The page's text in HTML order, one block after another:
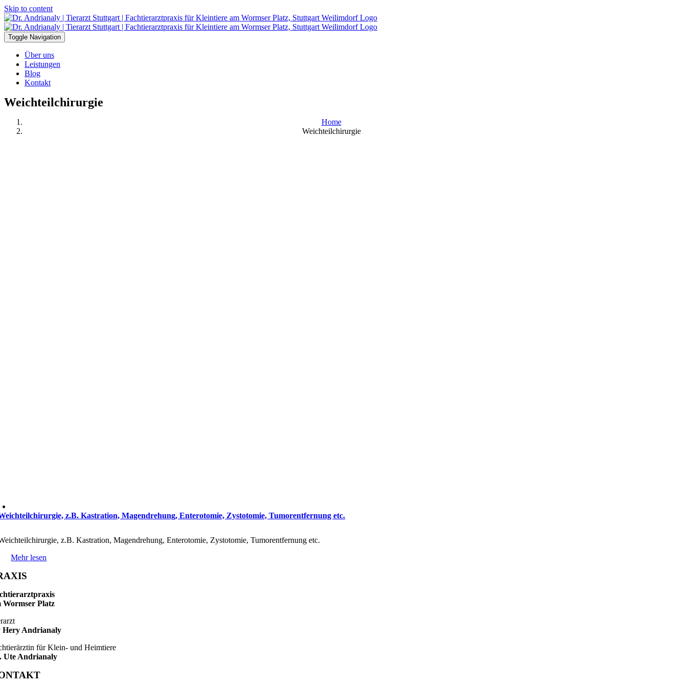
Skip to content
Toggle Navigation
Über uns
Leistungen
Blog
Kontakt
Weichteilchirurgie
Home
Weichteilchirurgie
z.B. Kastration, Magendrehung, Enterotomie, Zystotomie, Tumorentfernung etc.
z.B. Kastration, Magendrehung, Enterotomie, Zystotomie, Tumorentfernung etc.
Mehr lesen
Wormser Platz
Hery Andrianaly
für Klein- und Heimtiere
Ute Andrianaly